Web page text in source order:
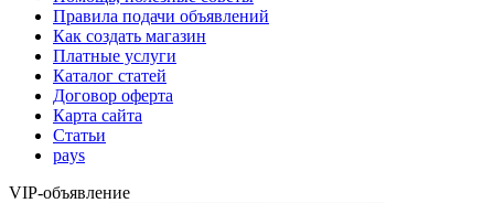
Правила подачи объявлений
Как создать магазин
Платные услуги
Каталог статей
Договор оферта
Карта сайта
Статьи
pays
VIP-объявление